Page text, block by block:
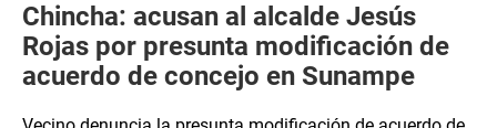
Chincha: acusan al alcalde Jesús
Rojas por presunta modificación de
acuerdo de concejo en Sunampe